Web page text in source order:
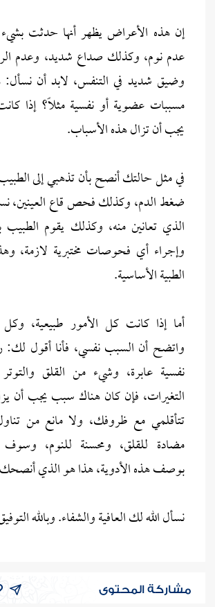
إن هذه الأعراض يظهر أنها حدثت
عدم نوم، وكذلك صداع شديد، وعدم
وضيق شديد في التنفس، لابد أن
مسببات عضوية أو نفسية مثلاً؟ إذا
يجب أن تزال هذه الأسباب.
في مثل حالتك أنصح بأن تذهبي إلى
ضغط الدم، وكذلك فحص قاع العينين،
الذي تعانين منه، وكذلك يقوم
وإجراء أي فحوصات مختبرية لازمة،
الطبية الأساسية.
أما إذا كانت كل الأمور طبيعية، وكل
واتضح أن السبب نفسي، فأنا أقول لك:
نفسية عابرة، وشيء من القلق
التغيرات، فإن كان هناك سبب يجب أن
تتأقلمي مع ظروفك، ولا مانع من
مضادة للقلق، ومحسنة للنوم،
بوصف هذه الأدوية، هذا هو الذي
نسأل الله لك العافية والشفاء. وبالله
مشاركة المحتوى